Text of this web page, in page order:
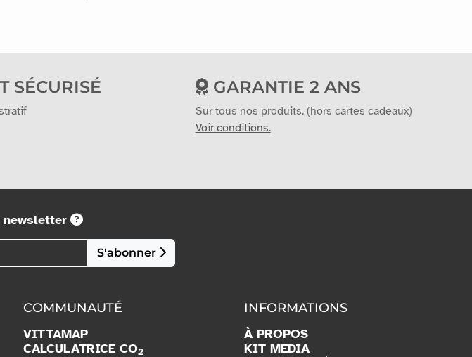
SÉCURISÉ GARANTIE 2 ANS
Sur tous nos produits. (hors cartes cadeaux)
Voir conditions.
newsletter
S'abonner
COMMUNAUTÉ
VITTAMAP
CALCULATRICE CO2
INFORMATIONS
À PROPOS
KIT MEDIA